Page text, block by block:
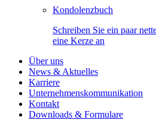
Kondolenzbuch
Schreiben Sie ein paar
eine Kerze an
Über uns
News & Aktuelles
Karriere
Unternehmenskommunikation
Kontakt
Downloads & Formulare